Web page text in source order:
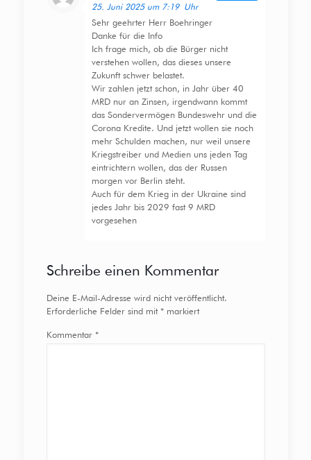
25. Juni 2025 um 7:19 Uhr
Sehr geehrter Herr Boehringer
Danke für die Info
Ich frage mich, ob die Bürger nicht
verstehen wollen, das dieses unsere
Zukunft schwer belastet.
Wir zahlen jetzt schon, in Jahr über 40
MRD nur an Zinsen, irgendwann kommt
das Sondervermögen Bundeswehr und die
Corona Kredite. Und jetzt wollen sie noch
mehr Schulden machen, nur weil unsere
Kriegstreiber und Medien uns jeden Tag
eintrichtern wollen, das der Russen
morgen vor Berlin steht.
Auch für dem Krieg in der Ukraine sind
jedes Jahr bis 2029 fast 9 MRD
vorgesehen
Schreibe einen Kommentar
Deine E-Mail-Adresse wird nicht veröffentlicht.
Erforderliche Felder sind mit *markiert
Kommentar *